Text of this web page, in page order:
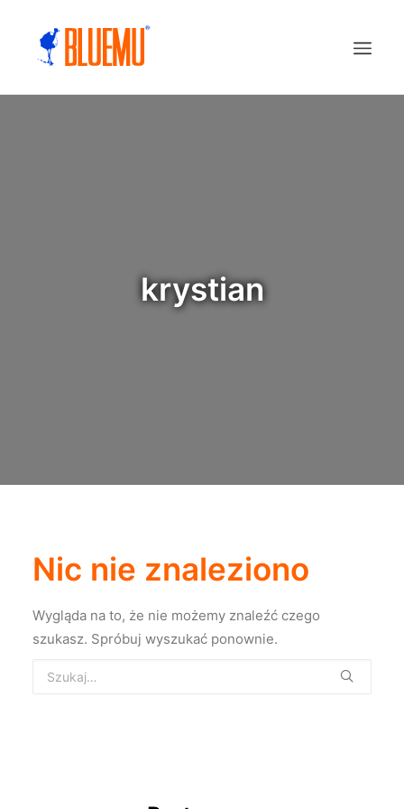
krystian
Nic nie znaleziono
Wygląda na to, że nie możemy znaleźć czego
szukasz. Spróbuj wyszukać ponownie.